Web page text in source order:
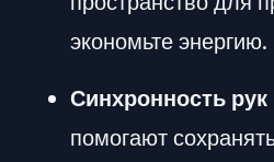
экономьте энергию.
Синхронность рук
помогают